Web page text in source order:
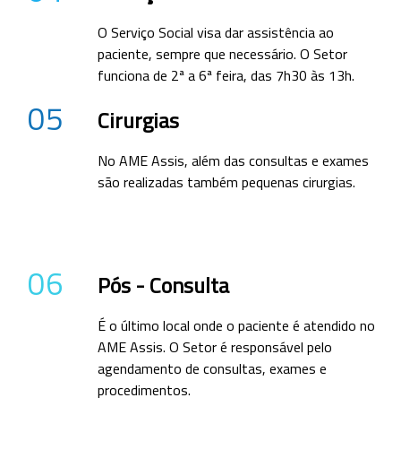
O Serviço Social visa dar assistência ao
paciente, sempre que necessário. O Setor
funciona de 2ª a 6ª feira, das 7h30 às 13h.
05 Cirurgias
No AME Assis, além das consultas e exames
são realizadas também pequenas cirurgias.
06 Pós - Consulta
É o último local onde o paciente é atendido no
AME Assis. O Setor é responsável pelo
agendamento de consultas, exames e
procedimentos.